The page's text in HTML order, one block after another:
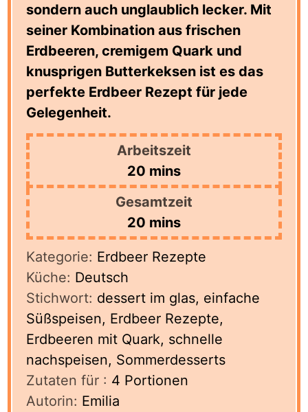
sondern auch unglaublich lecker. Mit
seiner Kombination aus frischen
Erdbeeren, cremigem Quark und
knusprigen Butterkeksen ist es das
perfekte Erdbeer Rezept für jede
Gelegenheit.
Arbeitszeit
20 minutes
mins
Gesamtzeit
20 minutes
mins
Kategorie: Erdbeer Rezepte
Küche: Deutsch
Stichwort: dessert im glas, einfache
Süßspeisen, Erdbeer Rezepte,
Erdbeeren mit Quark, schnelle
nachspeisen, Sommerdesserts
Zutaten für : 4 Portionen
Autorin: Emilia